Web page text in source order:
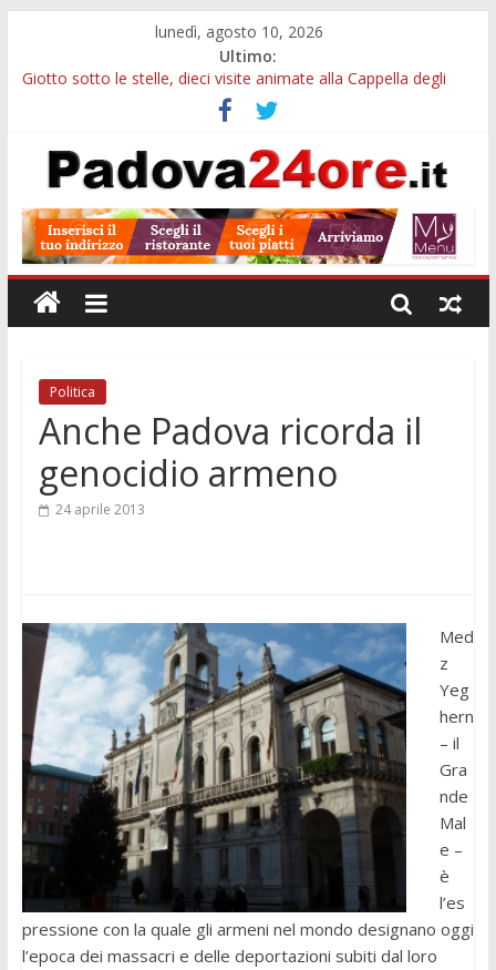
lunedì, agosto 10, 2026
Ultimo:
Giotto sotto le stelle, dieci visite animate alla Cappella degli
Notizie di Padova alle ore 23: borse Eni, musei gratuiti e
scadenze universitarie
Concorso Claudio Scimone, 14mila euro ai giovani musicisti:
Gemellaggi internazionali, 100mila euro ai Comuni veneti:
domande entro il 7 settembre
Alloggi ESU Padova 2026-2027: requisiti, scadenze e domanda
per ottenere un posto letto
Politica
Anche Padova ricorda il
genocidio armeno
24 aprile 2013
Med
z
Yeg
hern
– il
Gra
nde
Mal
e –
è
l’es
pressione con la quale gli armeni nel mondo designano oggi
l’epoca dei massacri e delle deportazioni subiti dal loro